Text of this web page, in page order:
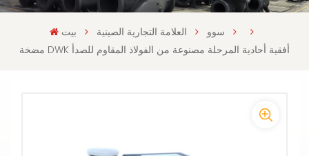
بيت العلامة التجارية الصينية
سوو
مضخة DWK أفقية أحادية المرحلة مصنوعة من الفولاذ المقاوم للصدأ